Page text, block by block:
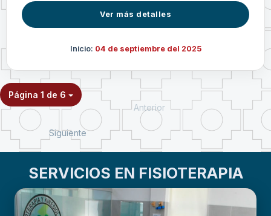
Ver más detalles
Inicio: 04 de septiembre del 2025
Página 1 de 6
Anterior
Siguiente
SERVICIOS EN FISIOTERAPIA